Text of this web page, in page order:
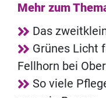
Mehr zum
Das
Grünes Licht
Fellhorn bei
So viele